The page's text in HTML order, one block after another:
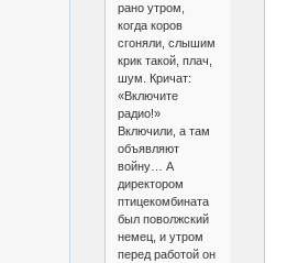
рано утром,
когда коров
сгоняли, слышим
крик такой, плач,
шум. Кричат:
«Включите
радио!»
Включили, а там
объявляют
войну… А
директором
птицекомбината
был поволжский
немец, и утром
перед работой он